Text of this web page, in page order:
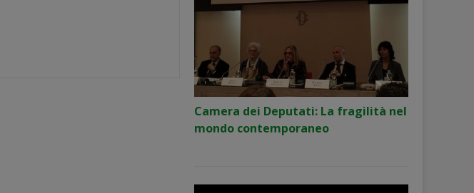
Camera dei Deputati: La fragilità nel
mondo contemporaneo